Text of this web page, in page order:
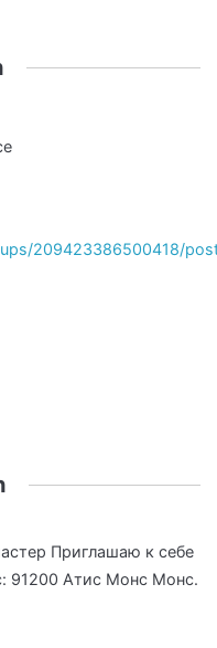
209423386500418/
Приглашаю к себе
91200 Атис Монс Монс.